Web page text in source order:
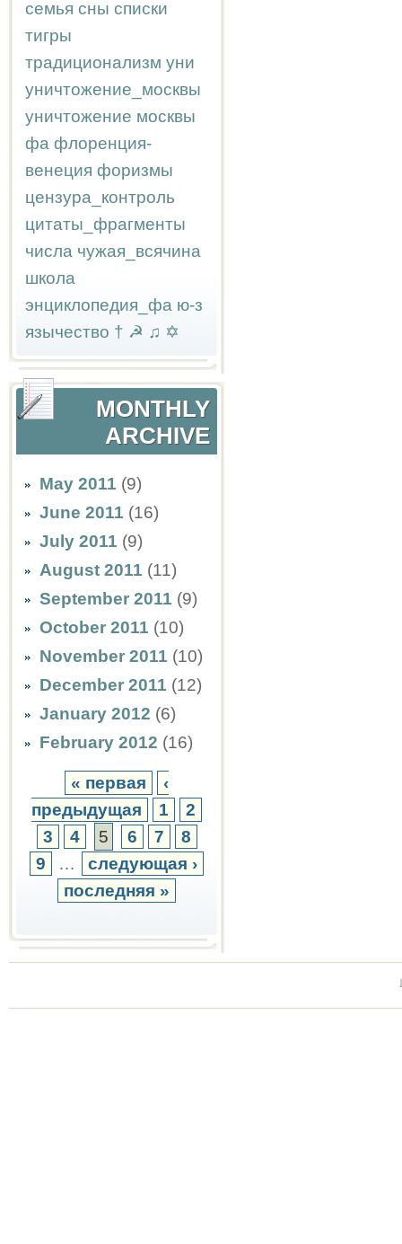
семья сны списки
тигры
традиционализм уни
уничтожение_москвы
уничтожение москвы
фа флоренция-
венеция форизмы
цензура_контроль
цитаты_фрагменты
числа чужая_всячина
школа
энциклопедия_фа ю-з
язычество † ☭ ♫ ✡
MONTHLY
ARCHIVE
May 2011 (9)
June 2011 (16)
July 2011 (9)
August 2011 (11)
September 2011 (9)
October 2011 (10)
November 2011 (10)
December 2011 (12)
January 2012 (6)
February 2012 (16)
« первая
‹
предыдущая
1
2
3
4 5 6 7
8
9
…
следующая ›
последняя »